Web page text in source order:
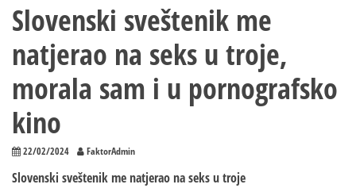
Slovenski sveštenik me
natjerao na seks u troje,
morala sam i u pornografsko
kino
22/02/2024 FaktorAdmin
Slovenski sveštenik me natjerao na seks u troje